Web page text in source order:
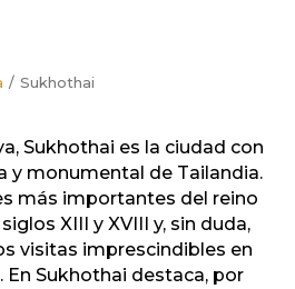
Sukhothai
Sukhothai es la ciudad con
y monumental de Tailandia.
más importantes del reino
XIII y XVIII y, sin duda,
visitas imprescindibles en
En Sukhothai destaca, por